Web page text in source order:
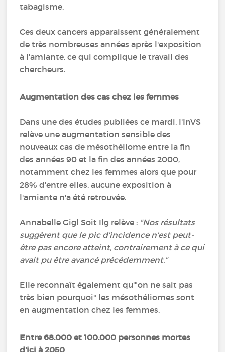
tabagisme.
Ces deux cancers apparaissent généralement
de très nombreuses années après l'exposition
à l'amiante, ce qui complique le travail des
chercheurs.
Augmentation des cas chez les femmes
Dans une des études publiées ce mardi, l'InVS
relève une augmentation sensible des
nouveaux cas de mésothéliome entre la fin
des années 90 et la fin des années 2000,
notamment chez les femmes alors que pour
28% d'entre elles, aucune exposition à
l'amiante n'a été retrouvée.
Annabelle Gigl Soit Ilg relève : "Nos résultats
suggèrent que le pic d'incidence n'est peut-
être pas encore atteint, contrairement à ce qui
avait pu être avancé précédemment."
Elle reconnaît également qu'"on ne sait pas
très bien pourquoi" les mésothéliomes sont
en augmentation chez les femmes.
Entre 68.000 et 100.000 personnes mortes
d'ici à 2050